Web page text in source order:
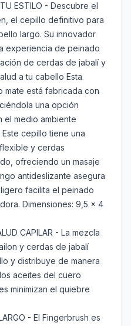
ESTILO - Descubre el
el cepillo definitivo para
largo. Su innovador
experiencia de peinado
de cerdas de jabalí y
a tu cabello Esta
mate está fabricada con
una opción
el medio ambiente
Este cepillo tiene una
y cerdas
ofreciendo un masaje
antideslizante asegura
facilita el peinado
Dimensiones: 9,5 x 4
CAPILAR - La mezcla
y cerdas de jabalí
y distribuye de manera
aceites del cuero
minimizan el quiebre
- El Fingerbrush es